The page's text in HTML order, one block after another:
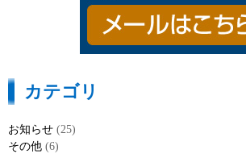
カテゴリ
お知らせ (25)
その他 (6)